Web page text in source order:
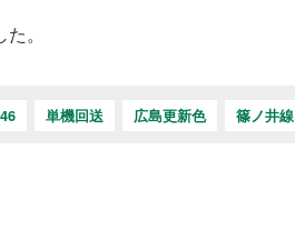
。
単機回送 広島更新色 篠ノ井線